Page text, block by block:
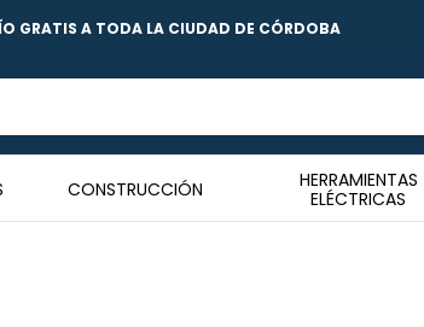
GRATIS A TODA LA CIUDAD DE CÓRDOBA
CONSTRUCCIÓN
HERRAMIENTAS
ELÉCTRICAS